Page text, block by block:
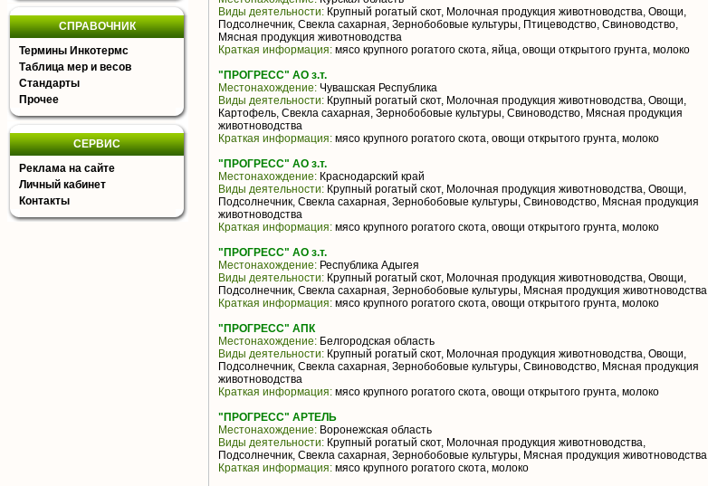
СПРАВОЧНИК
Термины Инкотермс
Таблица мер и весов
Стандарты
Прочее
СЕРВИС
Реклама на сайте
Личный кабинет
Контакты
Виды деятельности: Крупный рогатый скот, Молочная продукция животноводства, Овощи,
Подсолнечник, Свекла сахарная, Зернобобовые культуры, Птицеводство, Свиноводство,
Мясная продукция животноводства
Краткая информация: мясо крупного рогатого скота, яйца, овощи открытого грунта, молоко
"ПРОГРЕСС" АО з.т.
Местонахождение: Чувашская Республика
Виды деятельности: Крупный рогатый скот, Молочная продукция животноводства, Овощи,
Картофель, Свекла сахарная, Зернобобовые культуры, Свиноводство, Мясная продукция
животноводства
Краткая информация: мясо крупного рогатого скота, овощи открытого грунта, молоко
"ПРОГРЕСС" АО з.т.
Местонахождение: Краснодарский край
Виды деятельности: Крупный рогатый скот, Молочная продукция животноводства, Овощи,
Подсолнечник, Свекла сахарная, Зернобобовые культуры, Свиноводство, Мясная продукция
животноводства
Краткая информация: мясо крупного рогатого скота, овощи открытого грунта, молоко
"ПРОГРЕСС" АО з.т.
Местонахождение: Республика Адыгея
Виды деятельности: Крупный рогатый скот, Молочная продукция животноводства, Овощи,
Подсолнечник, Свекла сахарная, Зернобобовые культуры, Мясная продукция животноводства
Краткая информация: мясо крупного рогатого скота, овощи открытого грунта, молоко
"ПРОГРЕСС" АПК
Местонахождение: Белгородская область
Виды деятельности: Крупный рогатый скот, Молочная продукция животноводства, Овощи,
Подсолнечник, Свекла сахарная, Зернобобовые культуры, Свиноводство, Мясная продукция
животноводства
Краткая информация: мясо крупного рогатого скота, овощи открытого грунта, молоко
"ПРОГРЕСС" АРТЕЛЬ
Местонахождение: Воронежская область
Виды деятельности: Крупный рогатый скот, Молочная продукция животноводства,
Подсолнечник, Свекла сахарная, Зернобобовые культуры, Мясная продукция животноводства
Краткая информация: мясо крупного рогатого скота, молоко